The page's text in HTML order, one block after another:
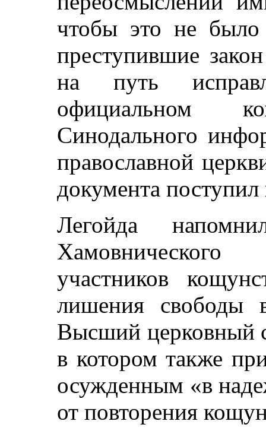
чтобы это не было
преступившие
на путь
официальном
Синодального
православной
документа
Легойда
участников
лишения свободы
Высший церковный
в котором также
осужденным «в
от повторения